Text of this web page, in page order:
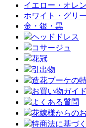
イエロー・オレ
ホワイト・グリ
金・銀・黒
ヘッドドレス
コサージュ
花冠
引出物
造花ブーケの
お買い物ガイド
よくある質問
花嫁様からの
特商法に基づ